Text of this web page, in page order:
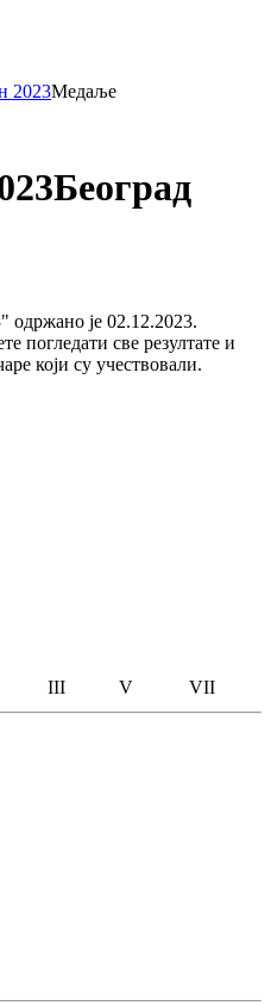
2023Медаље
Београд
је 02.12.2023.
погледати све резултате и
који су учествовали.
III V VII